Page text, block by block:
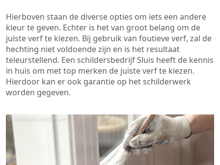
Hierboven staan de diverse opties om iets een andere
kleur te geven. Echter is het van groot belang om de
juiste verf te kiezen. Bij gebruik van foutieve verf, zal de
hechting niet voldoende zijn en is het resultaat
teleurstellend. Een schildersbedrijf Sluis heeft de kennis
in huis om met top merken de juiste verf te kiezen.
Hierdoor kan er ook garantie op het schilderwerk
worden gegeven.